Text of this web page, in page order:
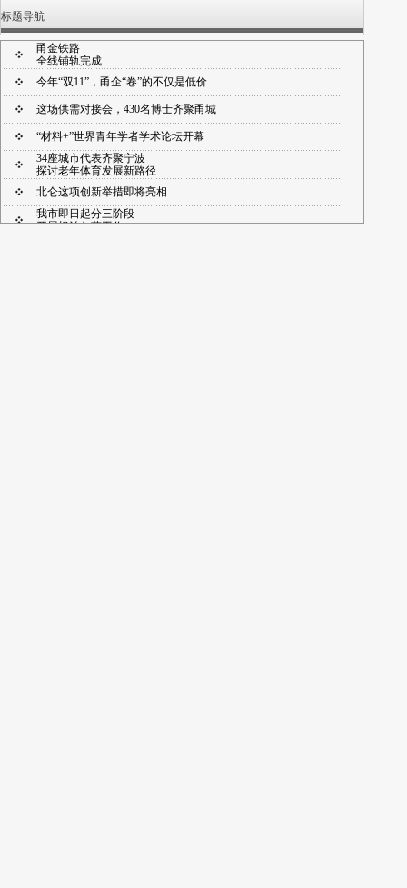
标题导航
甬金铁路
全线铺轨完成
今年“双11”，甬企“卷”的不仅是低价
这场供需对接会，430名博士齐聚甬城
“材料+”世界青年学者学术论坛开幕
34座城市代表齐聚宁波
探讨老年体育发展新路径
北仑这项创新举措即将亮相
我市即日起分三阶段
开展根治欠薪工作